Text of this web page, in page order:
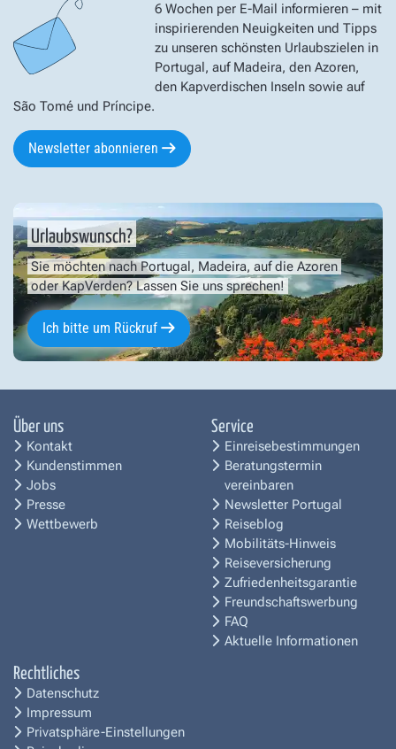
6 Wochen per E-Mail informieren – mit
inspirierenden Neuigkeiten und Tipps
zu unseren schönsten Urlaubszielen in
Portugal, auf Madeira, den Azoren,
den Kapverdischen Inseln sowie auf
São Tomé und Príncipe.
Newsletter abonnieren
Urlaubswunsch?
Sie möchten nach Portugal, Madeira, auf die Azoren
oder KapVerden? Lassen Sie uns sprechen!
Ich bitte um Rückruf
Über uns
Kontakt
Kundenstimmen
Jobs
Presse
Wettbewerb
Service
Einreisebestimmungen
Beratungstermin
vereinbaren
Newsletter Portugal
Reiseblog
Mobilitäts-Hinweis
Reiseversicherung
Zufriedenheitsgarantie
Freundschaftswerbung
FAQ
Aktuelle Informationen
Rechtliches
Datenschutz
Impressum
Privatsphäre-Einstellungen